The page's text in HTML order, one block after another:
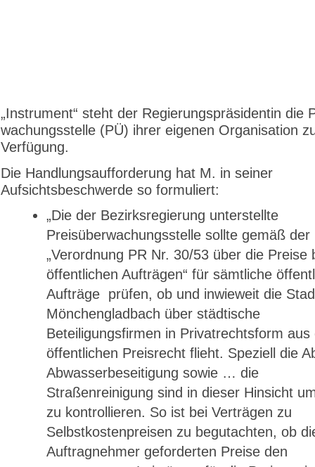
„Instrument“ steht der Regierungspräsidentin die
wachungs­stelle (PÜ) ihrer eigenen Organisation
Verfügung.
Die Handlungsaufforderung hat M. in seiner
Aufsichtsbeschwerde so formuliert:
„Die der Bezirksregierung unterstellte
Preisüberwachungs­stelle sollte gemäß der
„Verordnung PR Nr. 30/53 über die Preise
öffentlichen Aufträgen“ für sämtliche
Aufträge prüfen, ob und inwieweit die
Mönchenglad­bach über städtische
Beteiligungsfirmen in Privatrechtsform aus
öffentlichen Preisrecht flieht. Speziell die
Abwasserbeseitigung sowie … die
Straßenreinigung sind in dieser Hinsicht
zu kontrollieren. So ist bei Verträgen zu
Selbstkostenpreisen zu begutachten, ob
Auftragnehmer geforderten Preise den